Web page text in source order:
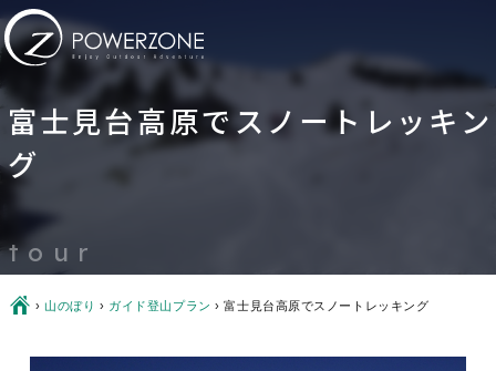
tour
富士見台高原でスノートレッキン
グ
Ç ›山のぼり › ガイド登山プラン ›富士見台高原でスノートレッキング